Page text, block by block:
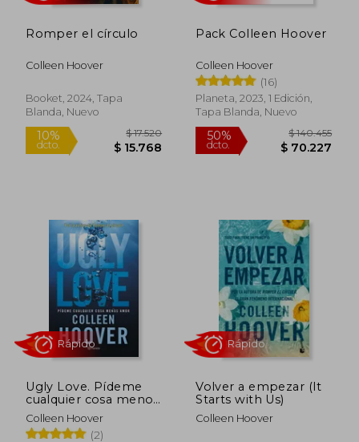
Romper el círculo
Colleen Hoover
Booket, 2024, Tapa
Blanda, Nuevo
dcto. $ 15.768
Pack Colleen Hoover
Colleen Hoover
(16)
Planeta, 2023, 1 Edición,
Tapa Blanda, Nuevo
50%
dcto.
Ugly Love. Pídeme
cualquier cosa menos
amor
Colleen Hoover
(2)
Volver a empezar (It
Starts with Us)
Colleen Hoover